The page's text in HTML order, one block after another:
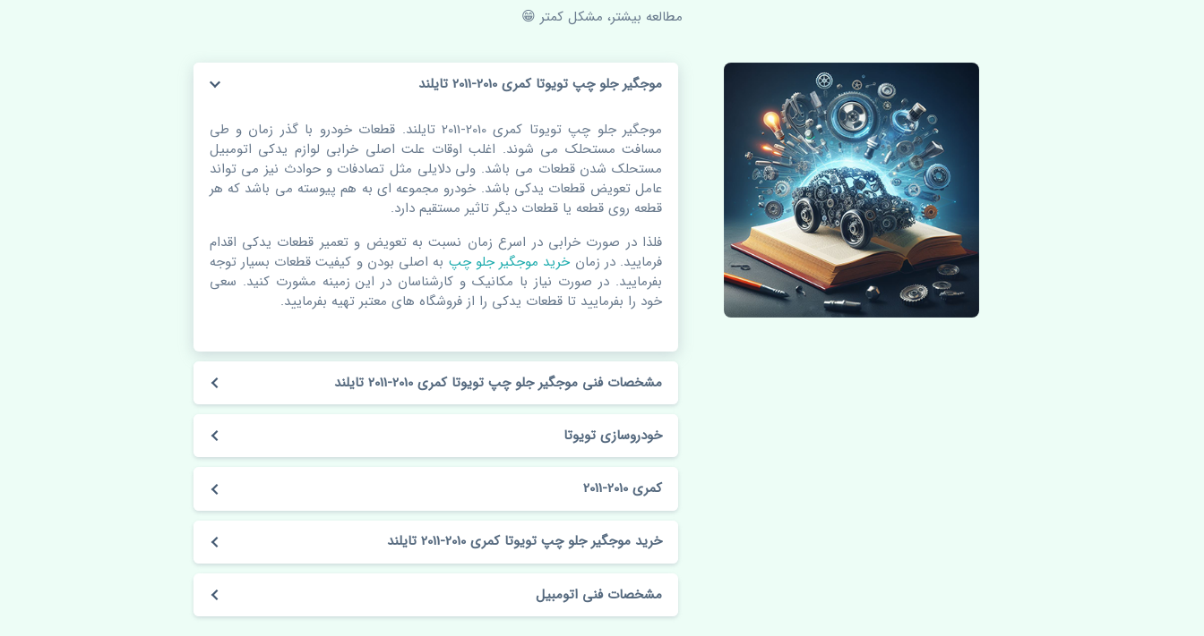
مطالعه بیشتر، مشکل کمتر 😁
موجگیر جلو چپ تویوتا کمری 2010-2011 تایلند
موجگیر جلو چپ تویوتا کمری 2010-2011 تایلند. قطعات خودرو با گذر زمان و طی
مسافت مستحلک می شوند. اغلب اوقات علت اصلی خرابی لوازم یدکی اتومبیل
مستحلک شدن قطعات می باشد. ولی دلایلی مثل تصادفات و حوادث نیز می تواند
عامل تعویض قطعات یدکی باشد. خودرو مجموعه ای به هم پیوسته می باشد که هر
قطعه روی قطعه یا قطعات دیگر تاثیر مستقیم دارد.
فلذا در صورت خرابی در اسرع زمان نسبت به تعویض و تعمیر قطعات یدکی اقدام
فرمایید. در زمان خرید موجگیر جلو چپ به اصلی بودن و کیفیت قطعات بسیار توجه
بفرمایید. در صورت نیاز با مکانیک و کارشناسان در این زمینه مشورت کنید. سعی
خود را بفرمایید تا قطعات یدکی را از فروشگاه های معتبر تهیه بفرمایید.
مشخصات فنی موجگیر جلو چپ تویوتا کمری 2010-2011 تایلند
خودروسازی تویوتا
کمری 2010-2011
خرید موجگیر جلو چپ تویوتا کمری 2010-2011 تایلند
مشخصات فنی اتومبیل